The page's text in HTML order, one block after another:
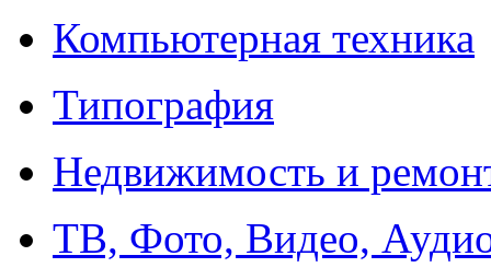
Компьютерная техника
Типография
Недвижимость и
ТВ, Фото, Видео,